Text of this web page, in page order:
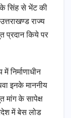
के सिंह से भेंट की
राज्य
प्रदान किये पर
निर्माणाधीन
इनके माननीय
मांग के सापेक्ष
में बेस लोड